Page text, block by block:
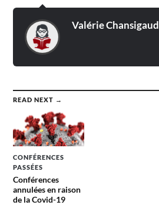
Valérie Chansigaud
READ NEXT →
CONFÉRENCES
PASSÉES
Conférences
annulées en raison
de la Covid-19